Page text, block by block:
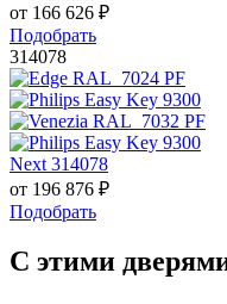
от 166 626 ₽
Подобрать
314078
Next 314078
от 196 876 ₽
Подобрать
С этими